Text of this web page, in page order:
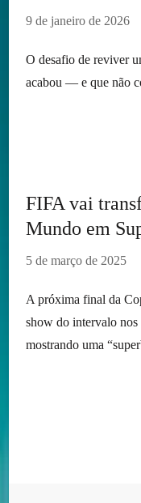
9 de janeiro de 2026
O desafio de reviver
acabou — e que não
FIFA vai
Mundo em
5 de março de 2025
A próxima final da
show do intervalo
mostrando uma